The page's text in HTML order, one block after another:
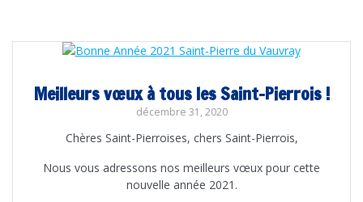
Meilleurs vœux à tous les Saint-Pierrois !
décembre 31, 2020
Chères Saint-Pierroises, chers Saint-Pierrois,
Nous vous adressons nos meilleurs vœux pour cette
nouvelle année 2021.